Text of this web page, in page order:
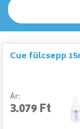
Cue fülcsepp
Ár:
3.079 Ft